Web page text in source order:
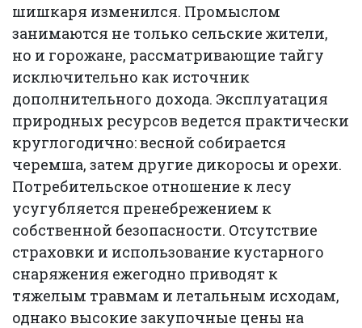
шишкаря изменился. Промыслом
занимаются не только сельские жители,
но и горожане, рассматривающие тайгу
исключительно как источник
дополнительного дохода. Эксплуатация
природных ресурсов ведется практически
круглогодично: весной собирается
черемша, затем другие дикоросы и орехи.
Потребительское отношение к лесу
усугубляется пренебрежением к
собственной безопасности. Отсутствие
страховки и использование кустарного
снаряжения ежегодно приводят к
тяжелым травмам и летальным исходам,
однако высокие закупочные цены на